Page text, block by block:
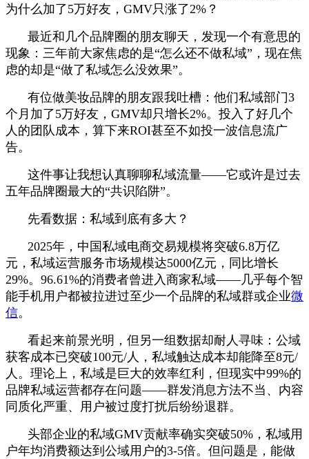
为什么加了5万好友，GMV只涨了2%？
最近和几个品牌圈的朋友聊天，发现一个有意思的
现象：三年前大家焦虑的是“怎么还不做私域”，现在焦
虑的却是“做了私域怎么没效果”。
有位做美妆品牌的朋友跟我吐槽：他们私域部门3
个月加了5万好友，GMV却只增长2%。投入了好几个
人的团队成本，算下来ROI甚至不如投一波信息流广
告。
这件事让我想认真聊聊私域流量——它或许是过去
五年品牌圈最大的“共识陷阱”。
先看数据：私域到底有多大？
2025年，中国私域电商交易规模将突破6.8万亿
元，私域运营服务市场规模达5000亿元，同比增长
29%。96.61%的消费者曾进入商家私域——几乎每个智
能手机用户都被拉进过至少一个品牌的私域群或企业微
信。
看起来前景光明，但另一组数据却耐人寻味：公域
获客成本已突破100元/人，私域触达成本却能降至8元/
人。理论上，私域是巨大的效率红利，但现实中99%的
品牌私域运营都存在问题——群发消息方法不当、内容
同质化严重、用户被过度打扰后纷纷退群。
头部企业的私域GMV贡献率确实突破50%，私域用
户年均消费额达到公域用户的3-5倍。但问题是，能做